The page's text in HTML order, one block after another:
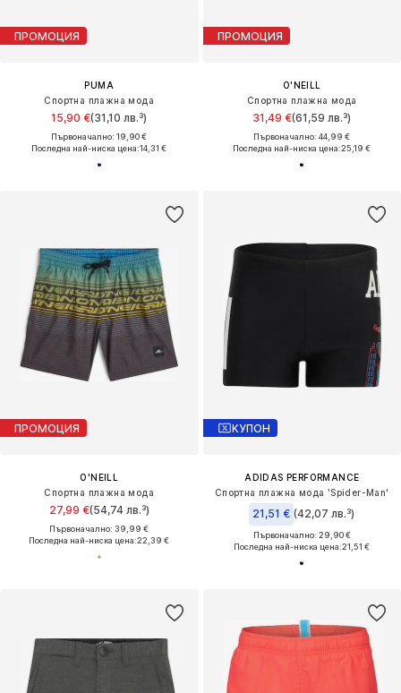
ПРОМОЦИЯ
PUMA
Спортна плажна мода
15,90 €(31,10 лв.³)
Първоначално: 19,90 €
Последна най-ниска цена:14,31 €
ПРОМОЦИЯ
O'NEILL
Спортна плажна мода
31,49 €(61,59 лв.³)
Първоначално: 44,99 €
Последна най-ниска цена:25,19 €
ПРОМОЦИЯ
O'NEILL
Спортна плажна мода
27,99 €(54,74 лв.³)
Първоначално: 39,99 €
Последна най-ниска цена:22,39 €
КУПОН
ADIDAS PERFORMANCE
Спортна плажна мода 'Spider-Man'
21,51 € (42,07 лв.³)
Първоначално: 29,90 €
Последна най-ниска цена:21,51 €